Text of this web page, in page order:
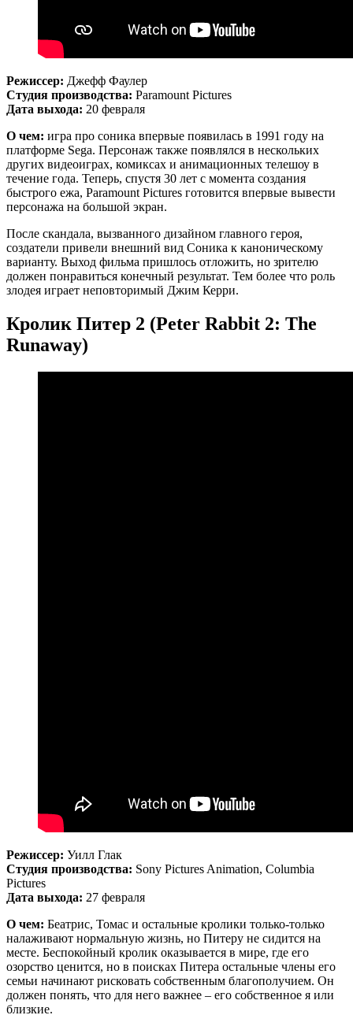
Режиссер: Джефф Фаулер
Студия производства: Paramount Pictures
Дата выхода: 20 февраля
О чем: игра про соника впервые появилась в 1991 году на
платформе Sega. Персонаж также появлялся в нескольких
других видеоиграх, комиксах и анимационных телешоу в
течение года. Теперь, спустя 30 лет с момента создания
быстрого ежа, Paramount Pictures готовится впервые вывести
персонажа на большой экран.
После скандала, вызванного дизайном главного героя,
создатели привели внешний вид Соника к каноническому
варианту. Выход фильма пришлось отложить, но зрителю
должен понравиться конечный результат. Тем более что роль
злодея играет неповторимый Джим Керри.
Кролик Питер 2 (Peter Rabbit 2: The
Runaway)
Режиссер: Уилл Глак
Студия производства: Sony Pictures Animation, Columbia
Pictures
Дата выхода: 27 февраля
О чем: Беатрис, Томас и остальные кролики только-только
налаживают нормальную жизнь, но Питеру не сидится на
месте. Беспокойный кролик оказывается в мире, где его
озорство ценится, но в поисках Питера остальные члены его
семьи начинают рисковать собственным благополучием. Он
должен понять, что для него важнее – его собственное я или
близкие.